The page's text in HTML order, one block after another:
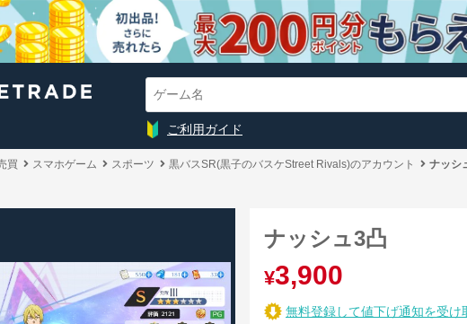
ご利用ガイド
買 スマホゲーム スポーツ 黒バスSR(黒子のバスケStreet Rivals)のアカウント ナッシ
ナッシュ3凸
¥3,900
無料登録して値下げ通知を受け